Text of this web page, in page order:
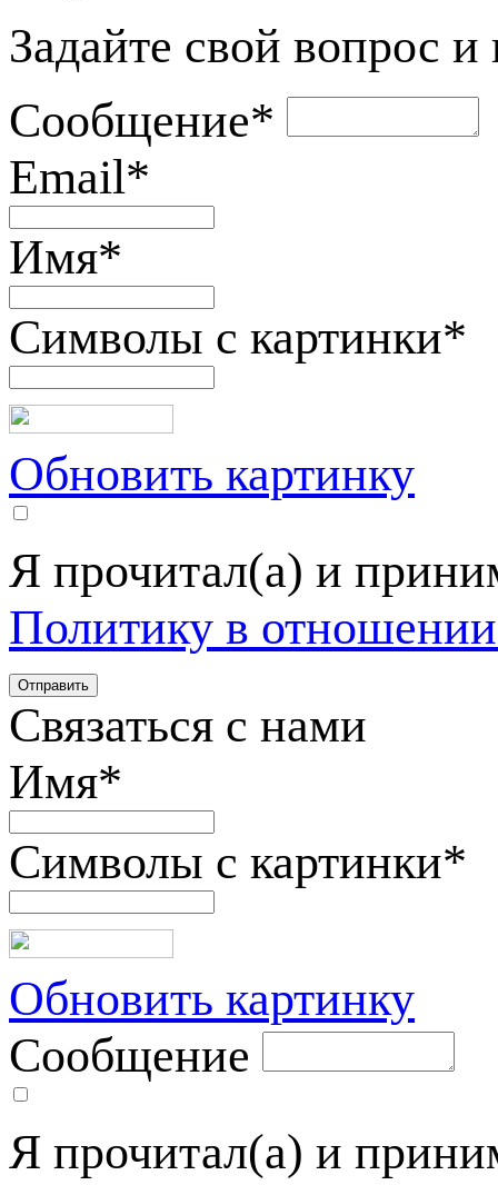
Задайте свой вопрос
Сообщение*
Email*
Имя*
Символы с картинки*
Обновить картинку
Я прочитал(а) и
Политику в
Связаться с нами
Имя*
Символы с картинки*
Обновить картинку
Сообщение
Я прочитал(а) и